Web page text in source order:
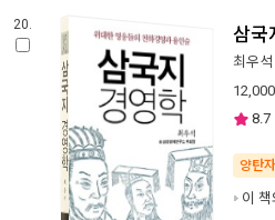
20. 삼국
최우석
12,000
8.7
양탄
이